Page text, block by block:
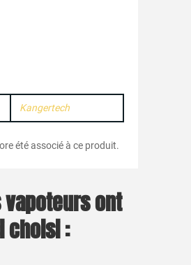
Kangertech
été associé à ce produit.
ont
choisi :